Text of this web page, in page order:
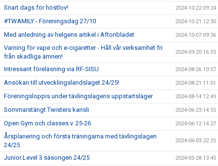
Snart dags för höstlov! 2024-10-22 09:24
#TWAMILY - Föreningsdag 27/10 2024-10-21 12:30
Med anledning av helgens artikel i Aftonbladet 2024-10-07 09:36
Varning för vape och e-cigaretter - Håll vår verksamhet fri
från skadliga ämnen!
2024-09-20 16:55
Intressant föreläsning via RF-SISU 2024-08-26 10:57
Ansökan till utvecklingslandslaget 24/25! 2024-08-21 11:01
Föreningsloppis under tävlingslagens uppstartsläger 2024-08-14 12:49
Sommarstängt Twisters kansli 2024-06-23 14:55
Open Gym och classes v. 25-26 2024-06-12 14:27
Årsplanering och första träningarna med tävlingslagen
24/25
2024-06-03 22:25
Junior Level 3 säsongen 24/25 2024-05-28 13:45